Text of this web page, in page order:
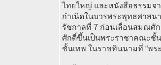
ไทยใหญ่ และหนังสือธรรมจ
กำเนิดในบวรพระพุทธศาส
รัชกาลที่ 7 ก่อนเลื่อนสมณศั
ศักดิ์ขึ้นเป็นพระราชาคณะชั้น
ชั้นเทพ ในราชทินนามที่ “พร